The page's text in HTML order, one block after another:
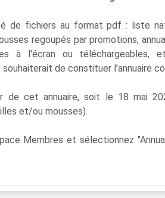
de fichiers au format pdf : liste
regoupés par promotions,
à l'écran ou téléchargeables,
de constituer l'annuaire
de cet annuaire, soit le 18 mai
et/ou mousses).
Membres et sélectionnez